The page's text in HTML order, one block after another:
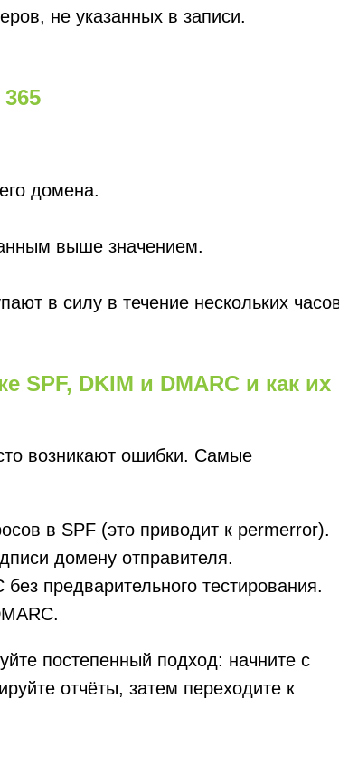
не указанных в записи.
домена.
выше значением.
в силу в течение нескольких
DKIM и DMARC и как их
возникают ошибки. Самые
в SPF (это приводит к permerror).
домену отправителя.
предварительного тестирования.
постепенный подход: начните с
отчёты, затем переходите к